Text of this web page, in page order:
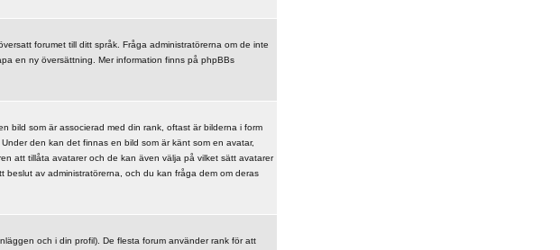
forumet till ditt språk. Fråga administratörerna om de inte
en ny översättning. Mer information finns på phpBBs
bild som är associerad med din rank, oftast är bilderna i form
den kan det finnas en bild som är känt som en avatar,
att tillåta avatarer och de kan även välja på vilket sätt avatarer
av administratörerna, och du kan fråga dem om deras
och i din profil). De flesta forum använder rank för att